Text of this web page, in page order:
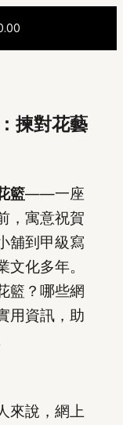
揀對花藝
籃——一座
，寓意祝賀
舖到甲級寫
化多年。
籃？哪些網
用資訊，助
來說，網上